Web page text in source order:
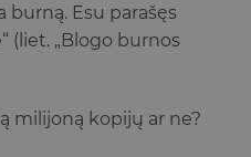
burną. Esu parašęs
(liet. „Blogo burnos
milijoną kopijų ar ne?